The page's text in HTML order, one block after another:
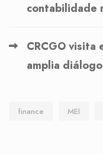
contabilidade
CRCGO visita
amplia
finance MEI